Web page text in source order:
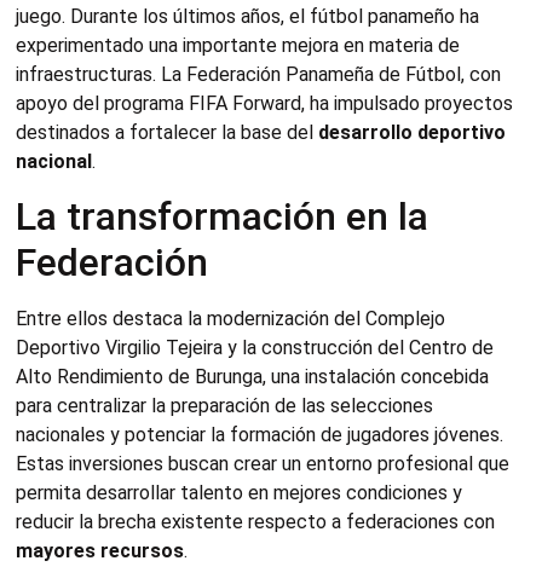
juego. Durante los últimos años, el fútbol panameño ha
experimentado una importante mejora en materia de
infraestructuras. La Federación Panameña de Fútbol, con
apoyo del programa FIFA Forward, ha impulsado proyectos
destinados a fortalecer la base del desarrollo deportivo
nacional.
La transformación en la
Federación
Entre ellos destaca la modernización del Complejo
Deportivo Virgilio Tejeira y la construcción del Centro de
Alto Rendimiento de Burunga, una instalación concebida
para centralizar la preparación de las selecciones
nacionales y potenciar la formación de jugadores jóvenes.
Estas inversiones buscan crear un entorno profesional que
permita desarrollar talento en mejores condiciones y
reducir la brecha existente respecto a federaciones con
mayores recursos.